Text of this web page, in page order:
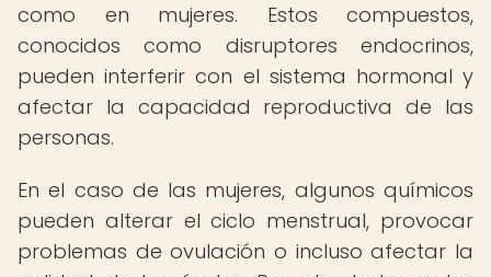
como en mujeres. Estos compuestos,
conocidos como disruptores endocrinos,
pueden interferir con el sistema hormonal y
afectar la capacidad reproductiva de las
personas.
En el caso de las mujeres, algunos químicos
pueden alterar el ciclo menstrual, provocar
problemas de ovulación o incluso afectar la